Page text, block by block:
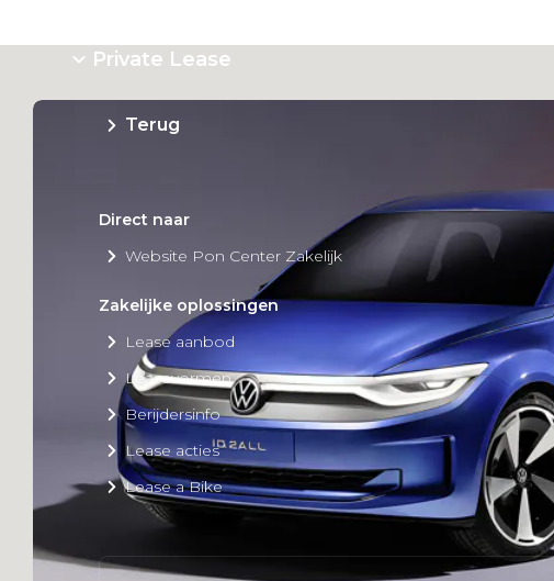
Private Lease
Terug
Direct naar
Website Pon Center Zakelijk
Zakelijke oplossingen
Lease aanbod
Leasevormen
Berijdersinfo
Lease acties
Lease a Bike